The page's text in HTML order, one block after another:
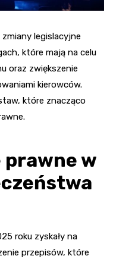
legislacyjne
które mają na celu
oraz zwiększenie
kierowców.
które znacząco
prawne w
roku zyskały na
przepisów, które